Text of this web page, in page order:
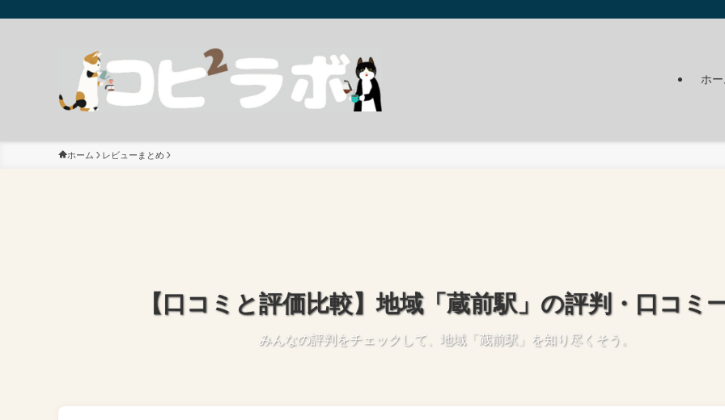
ホ
ホーム レビューまとめ
【口コミと評価比較】地域「蔵前駅」の評判・口コミ
みんなの評判をチェックして、地域「蔵前駅」を知り尽くそう。